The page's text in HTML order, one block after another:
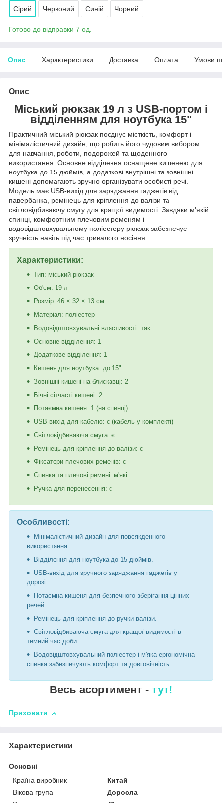
Сірий Червоний Синій Чорний
Готово до відправки 7 од.
Опис Характеристики Доставка Оплата Умови
Опис
Міський рюкзак 19 л з USB-портом і
відділенням для ноутбука 15"
Практичний міський рюкзак поєднує місткість, комфорт і
мінімалістичний дизайн, що робить його чудовим вибором
для навчання, роботи, подорожей та щоденного
використання. Основне відділення оснащене кишенею для
ноутбука до 15 дюймів, а додаткові внутрішні та зовнішні
кишені допомагають зручно організувати особисті речі.
Модель має USB-вихід для заряджання гаджетів від
павербанка, ремінець для кріплення до валізи та
світловідбиваючу смугу для кращої видимості. Завдяки м'якій
спинці, комфортним плечовим ременям і
водовідштовхувальному поліестеру рюкзак забезпечує
зручність навіть під час тривалого носіння.
Характеристики:
Тип: міський рюкзак
Об'єм: 19 л
Розмір: 46 × 32 × 13 см
Матеріал: поліестер
Водовідштовхувальні властивості: так
Основне відділення: 1
Додаткове відділення: 1
Кишеня для ноутбука: до 15"
Зовнішні кишені на блискавці: 2
Бічні сітчасті кишені: 2
Потаємна кишеня: 1 (на спинці)
USB-вихід для кабелю: є (кабель у комплекті)
Світловідбиваюча смуга: є
Ремінець для кріплення до валізи: є
Фіксатори плечових ременів: є
Спинка та плечові ремені: м'які
Ручка для перенесення: є
Особливості:
Мінімалістичний дизайн для повсякденного
використання.
Відділення для ноутбука до 15 дюймів.
USB-вихід для зручного заряджання гаджетів у
дорозі.
Потаємна кишеня для безпечного зберігання цінних
речей.
Ремінець для кріплення до ручки валізи.
Світловідбиваюча смуга для кращої видимості в
темний час доби.
Водовідштовхувальний поліестер і м'яка ергономічна
спинка забезпечують комфорт та довговічність.
Весь асортимент - тут!
Приховати
Характеристики
Основні
Країна виробник
Китай
Вікова група
Доросла